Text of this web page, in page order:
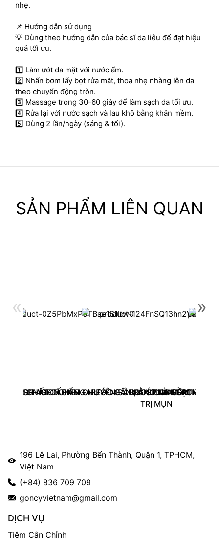
nhẹ.
📌 Hướng dẫn sử dụng
💡 Dùng theo hướng dẫn của bác sĩ da liễu để đạt hiệu
quả tối ưu.
1️⃣ Làm ướt da mặt với nước ấm.
2️⃣ Nhấn bơm lấy bọt rửa mặt, thoa nhẹ nhàng lên da
theo chuyển động tròn.
3️⃣ Massage trong 30-60 giây để làm sạch da tối ưu.
4️⃣ Rửa lại với nước sạch và lau khô bằng khăn mềm.
5️⃣ Dùng 2 lần/ngày (sáng & tối).
SẢN PHẨM LIÊN QUAN
«
TINH CHẤT CẤP ẨM CHUYÊN SÂU, GIÚP DA MỀM MỊN,
AGE TONER – NƯỚC CÂN BẰNG LÀM SẠCH DA,
TRỊ MỤN
REVISION SKINCARE - D.E.J BOOSTING SERUM
COMFORT ZONE
»
196 Lê Lai, Phường Bến Thành, Quận 1, TPHCM,
Việt Nam
(+84) 836 709 709
goncyvietnam@gmail.com
DỊCH VỤ
Tiêm Cân Chỉnh